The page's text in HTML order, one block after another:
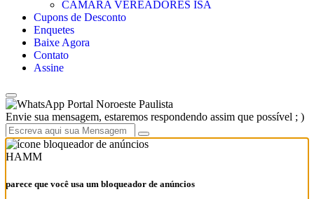
CÂMARA VEREADORES ISA
Cupons de Desconto
Enquetes
Baixe Agora
Contato
Assine
Portal Noroeste Paulista
Envie sua mensagem, estaremos respondendo assim que possível ; )
HAMM
parece que você usa um bloqueador de anúncios